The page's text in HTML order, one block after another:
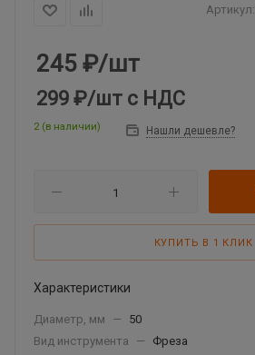
Артикул:
245 ₽/шт
299 ₽/шт с НДС
2 (в наличии) Нашли дешевле?
КУПИТЬ В 1 КЛИК
Характеристики
Диаметр, мм —
50
Вид инструмента
—
Фреза